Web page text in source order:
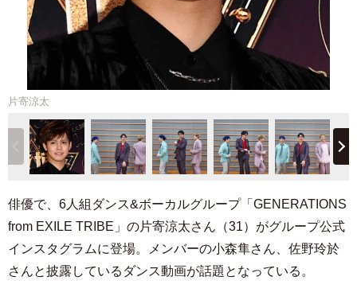
片寄涼太
俳優で、6人組ダンス&ボーカルグループ「GENERATIONS
from EXILE TRIBE」の片寄涼太さん（31）がグループ公式
インスタグラムに登場。メンバーの小森隼さん、佐野玲於
さんと披露しているダンス動画が話題となっている。